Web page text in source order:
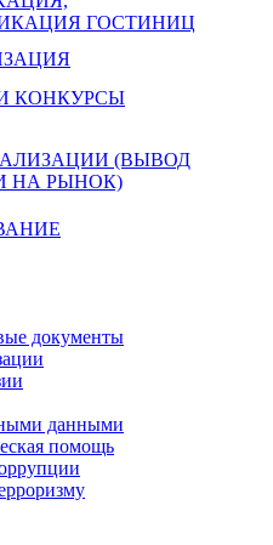
ГОСТИНИЦ
КОНКУРСЫ
(ВЫВОД
НА РЫНОК)
документы
данными
помощь